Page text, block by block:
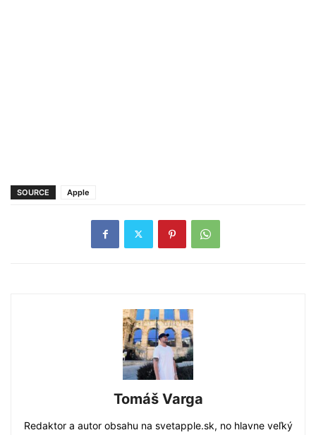
SOURCE Apple
Tomáš Varga
Redaktor a autor obsahu na svetapple.sk, no hlavne veľký